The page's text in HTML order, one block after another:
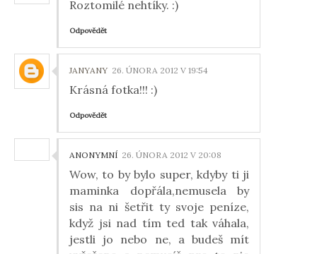
Roztomilé nehtíky. :)
Odpovědět
JANYANY 26. ÚNORA 2012 V 19:54
Krásná fotka!!! :)
Odpovědět
ANONYMNÍ 26. ÚNORA 2012 V 20:08
Wow, to by bylo super, kdyby ti ji
maminka dopřála,nemusela by
sis na ni šetřit ty svoje peníze,
když jsi nad tím ted tak váhala,
jestli jo nebo ne, a budeš mít